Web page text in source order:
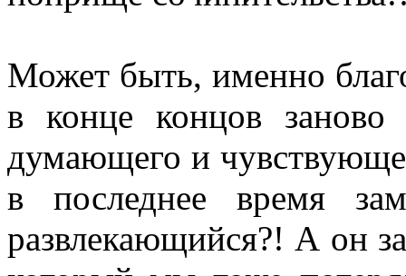
Может быть, именно
в конце концов заново
думающего и
в последнее время
развлекающийся?! А он